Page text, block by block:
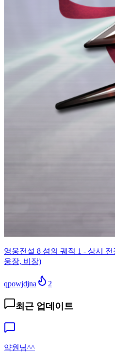
영웅전설 8 섬의 궤적 1 - 상시
웅장, 비장)
qpowjdjna 2
최근 업데이트
약원님^^